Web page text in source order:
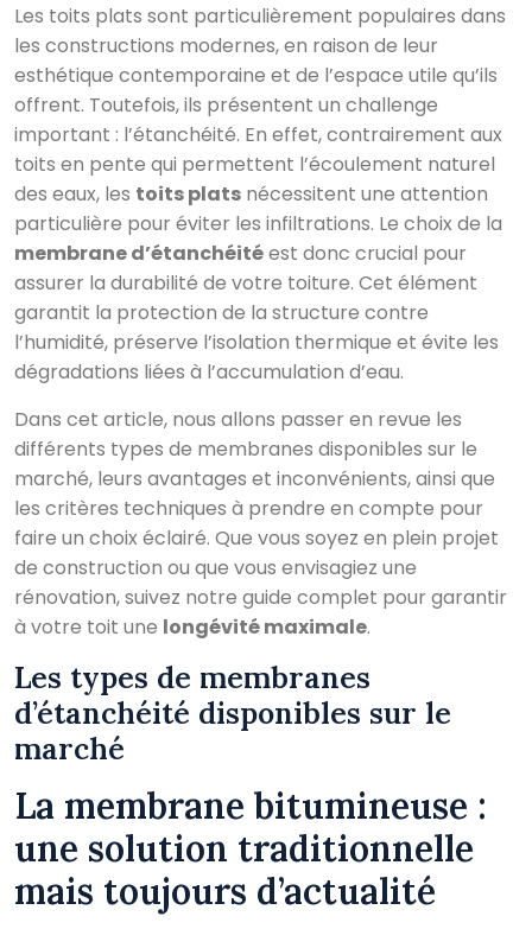
Les toits plats sont particulièrement populaires dans
les constructions modernes, en raison de leur
esthétique contemporaine et de l’espace utile qu’ils
offrent. Toutefois, ils présentent un challenge
important : l’étanchéité. En effet, contrairement aux
toits en pente qui permettent l’écoulement naturel
des eaux, les toits plats nécessitent une attention
particulière pour éviter les infiltrations. Le choix de la
membrane d’étanchéitéest donc crucial pour
assurer la durabilité de votre toiture. Cet élément
garantit la protection de la structure contre
l’humidité, préserve l’isolation thermique et évite les
dégradations liées à l’accumulation d’eau.
Dans cet article, nous allons passer en revue les
différents types de membranes disponibles sur le
marché, leurs avantages et inconvénients, ainsi que
les critères techniques à prendre en compte pour
faire un choix éclairé. Que vous soyez en plein projet
de construction ou que vous envisagiez une
rénovation, suivez notre guide complet pour garantir
à votre toit une longévité maximale.
Les types de membranes
d’étanchéité disponibles sur le
marché
La membrane bitumineuse :
une solution traditionnelle
mais toujours d’actualité